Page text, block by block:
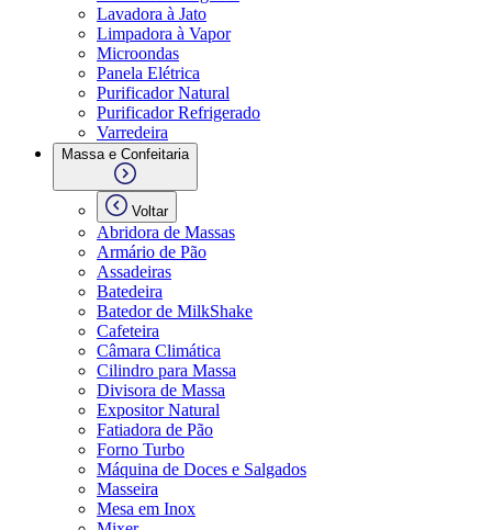
Lavadora à Jato
Limpadora à Vapor
Microondas
Panela Elétrica
Purificador Natural
Purificador Refrigerado
Varredeira
Massa e Confeitaria
Voltar
Abridora de Massas
Armário de Pão
Assadeiras
Batedeira
Batedor de MilkShake
Cafeteira
Câmara Climática
Cilindro para Massa
Divisora de Massa
Expositor Natural
Fatiadora de Pão
Forno Turbo
Máquina de Doces e Salgados
Masseira
Mesa em Inox